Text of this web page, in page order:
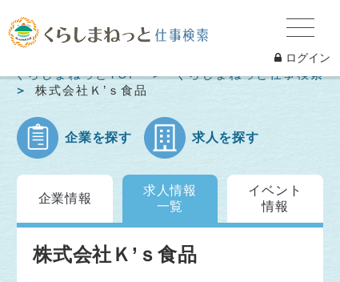
ログイン
くらしまねっとTOP
くらしまねっと仕事検索
株式会社Ｋ’ｓ食品
企業を探す 求人を探す
企業情報
求人情報
一覧
イベント
情報
株式会社Ｋ’ｓ食品